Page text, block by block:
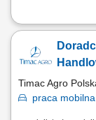
Teren pracy: 2-3
Analizujesz
skuteczne
Timac Agro
praca mobilna